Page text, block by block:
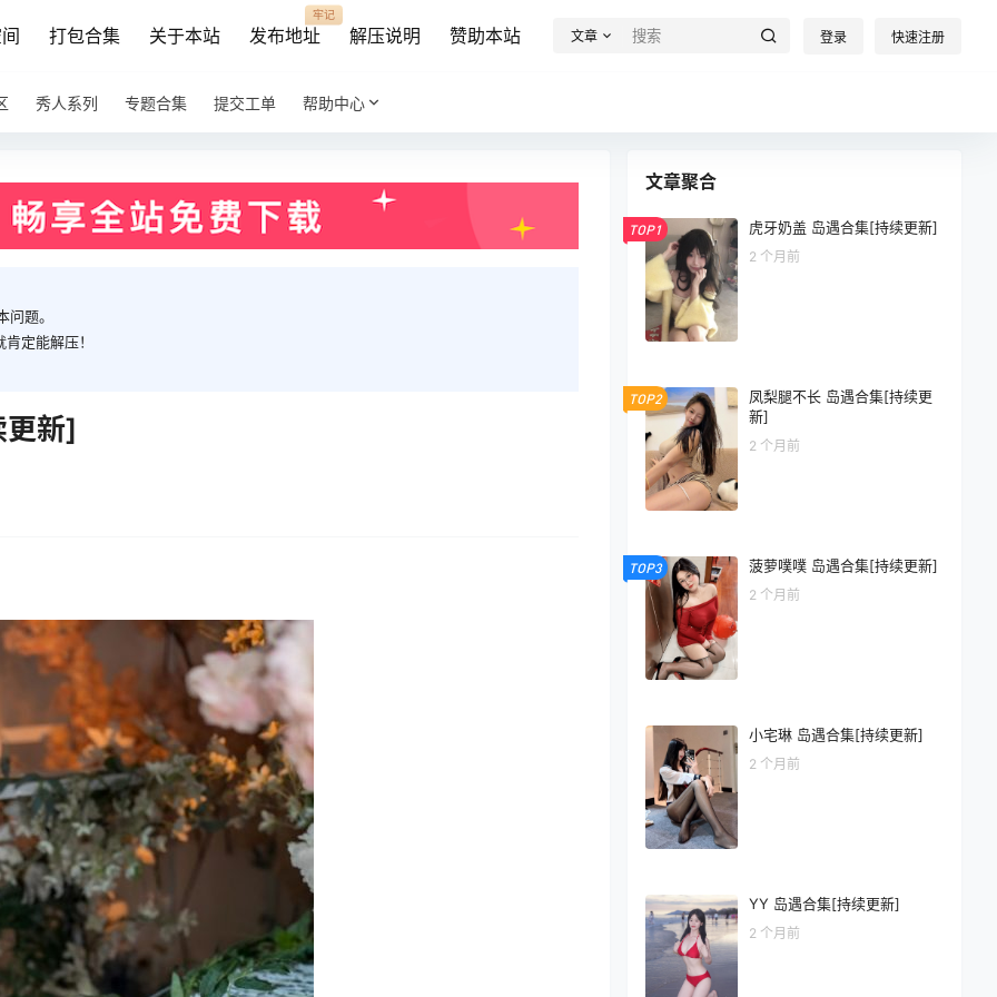
打包合集 关于本站 发布地址
牢记
解压说明 赞助本站 文章 登录 快速注册
秀人系列 专题合集 提交工单 帮助中心
题。
定能解压！
更新]
文章聚合
TOP1 虎牙奶盖 岛遇合集[持续更新]
2 个月前
TOP2
凤梨腿不长 岛遇合集[持续更
新]
2 个月前
TOP3 菠萝噗噗 岛遇合集[持续更新]
2 个月前
小宅琳 岛遇合集[持续更新]
2 个月前
YY 岛遇合集[持续更新]
2 个月前